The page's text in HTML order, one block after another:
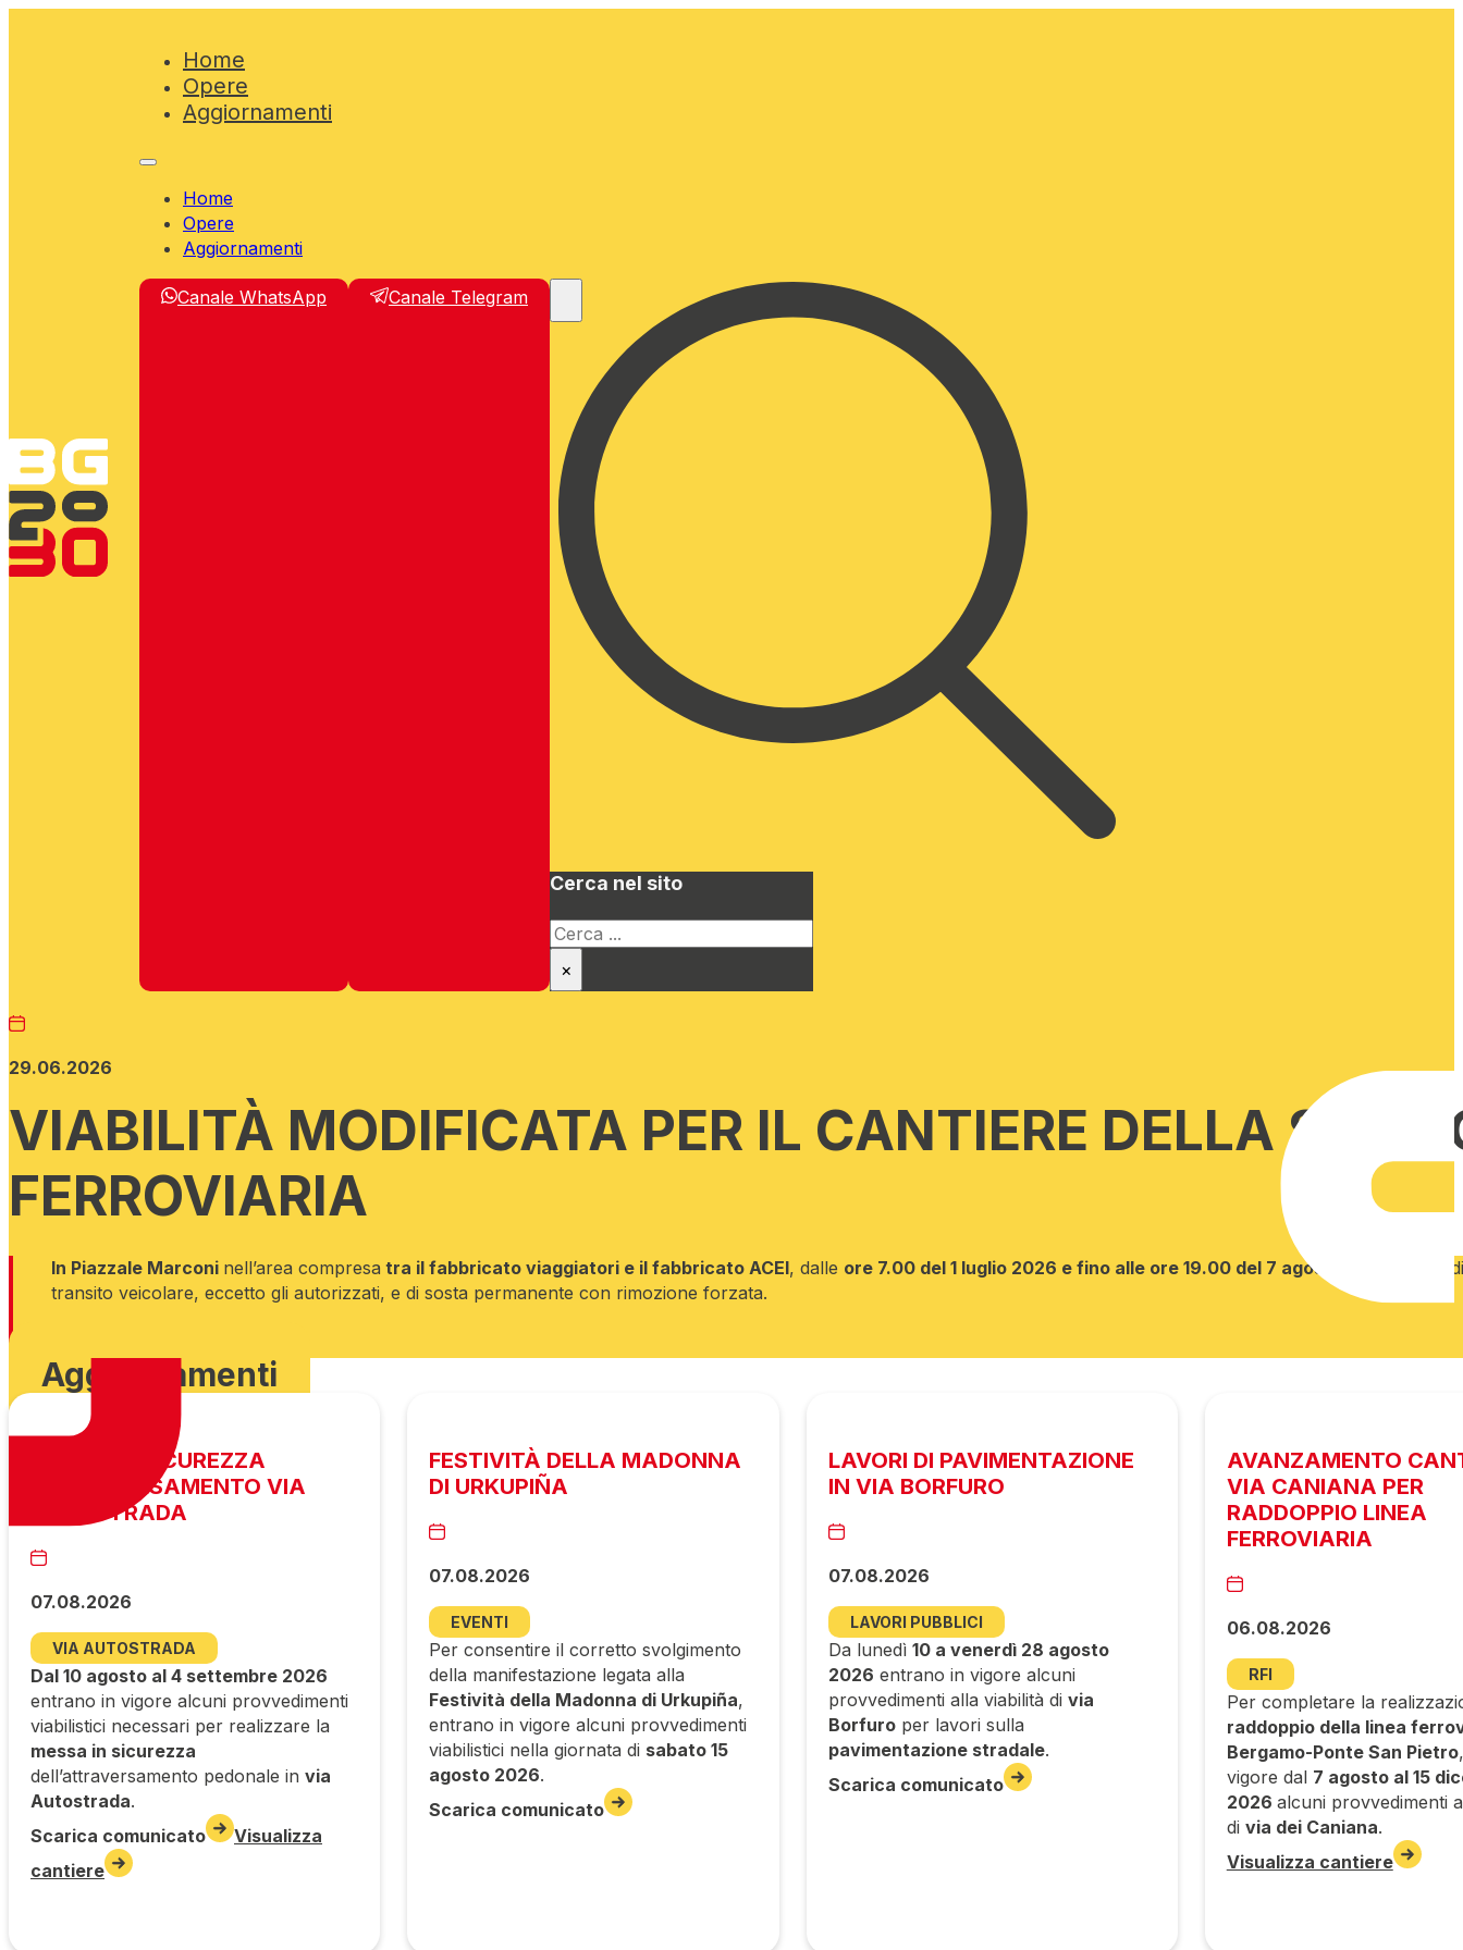
Home
Opere
Aggiornamenti
Home
Opere
Aggiornamenti
Canale WhatsApp Canale Telegram
Cerca nel sito
Cerca
×
29.06.2026
VIABILITÀ MODIFICATA PER IL CANTIERE DELLA
FERROVIARIA
In Piazzale Marconi nell’area compresa tra il fabbricato viaggiatori e il fabbricato ACEI, dalle ore 7.00 del 1 luglio 2026 e fino alle ore 19.00 del 7 agosto 2026.
Vi è il
transito veicolare, eccetto gli autorizzati, e di sosta permanente con rimozione forzata.
Aggiornamenti
MESSA IN SICUREZZA
ATTRAVERSAMENTO VIA
AUTOSTRADA
07.08.2026
VIA AUTOSTRADA
Dal 10 agosto al 4 settembre 2026
entrano in vigore alcuni provvedimenti
viabilistici necessari per realizzare la
messa in sicurezza
dell’attraversamento pedonale in via
Autostrada.
Scarica comunicato
Visualizza
cantiere
FESTIVITÀ DELLA MADONNA
DI URKUPIÑA
07.08.2026
EVENTI
Per consentire il corretto svolgimento
della manifestazione legata alla
Festività della Madonna di Urkupiña,
entrano in vigore alcuni provvedimenti
viabilistici nella giornata di sabato 15
agosto 2026.
Scarica comunicato
LAVORI DI PAVIMENTAZIONE
IN VIA BORFURO
07.08.2026
LAVORI PUBBLICI
Da lunedì 10 a venerdì 28 agosto
2026 entrano in vigore alcuni
provvedimenti alla viabilità di via
Borfuroper lavori sulla
pavimentazione stradale.
Scarica comunicato
AVANZAMENTO
VIA CANIANA PER
RADDOPPIO LINEA
FERROVIARIA
06.08.2026
RFI
Per completare la
raddoppio della linea
Bergamo-Ponte San Pietro
vigore dal 7 agosto al 15
2026 alcuni provvedimenti
di via dei Caniana.
Visualizza cantiere